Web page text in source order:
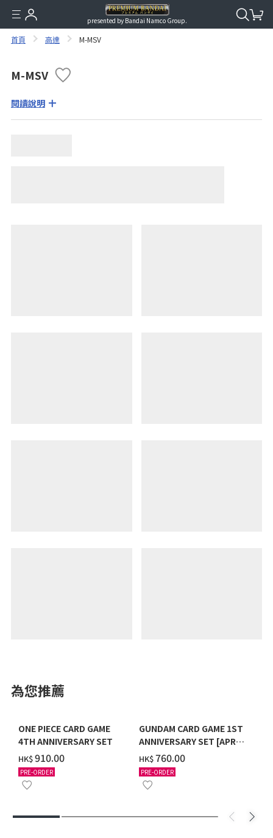
presented by Bandai Namco Group.
首頁 高達 M-MSV
M-MSV
閱讀說明
為您推薦
ONE PIECE CARD GAME
4TH ANNIVERSARY SET
HK$‌910.00
PRE-ORDER
GUNDAM CARD GAME 1ST
ANNIVERSARY SET [APR
2027 DELIVERY]
HK$‌760.00
PRE-ORDER